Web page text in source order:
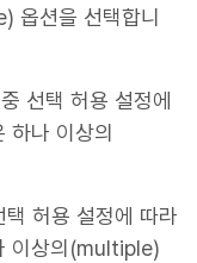
옵션을 선택합니
선택 허용 설정에
나 이상의
허용 설정에 따라
이상의(multiple)